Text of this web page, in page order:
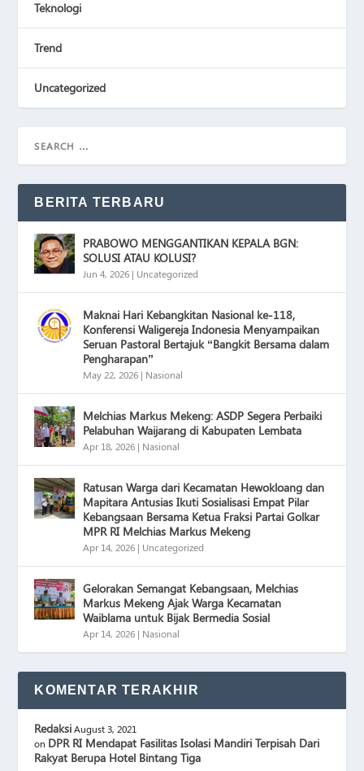
Teknologi
Trend
Uncategorized
BERITA TERBARU
PRABOWO MENGGANTIKAN KEPALA BGN:
SOLUSI ATAU KOLUSI?
Jun 4, 2026 | Uncategorized
Maknai Hari Kebangkitan Nasional ke-118,
Konferensi Waligereja Indonesia Menyampaikan
Seruan Pastoral Bertajuk “Bangkit Bersama dalam
Pengharapan”
May 22, 2026 | Nasional
Melchias Markus Mekeng: ASDP Segera Perbaiki
Pelabuhan Waijarang di Kabupaten Lembata
Apr 18, 2026 | Nasional
Ratusan Warga dari Kecamatan Hewokloang dan
Mapitara Antusias Ikuti Sosialisasi Empat Pilar
Kebangsaan Bersama Ketua Fraksi Partai Golkar
MPR RI Melchias Markus Mekeng
Apr 14, 2026 | Uncategorized
Gelorakan Semangat Kebangsaan, Melchias
Markus Mekeng Ajak Warga Kecamatan
Waiblama untuk Bijak Bermedia Sosial
Apr 14, 2026 | Nasional
KOMENTAR TERAKHIR
Redaksi August 3, 2021
on DPR RI Mendapat Fasilitas Isolasi Mandiri Terpisah Dari
Rakyat Berupa Hotel Bintang Tiga